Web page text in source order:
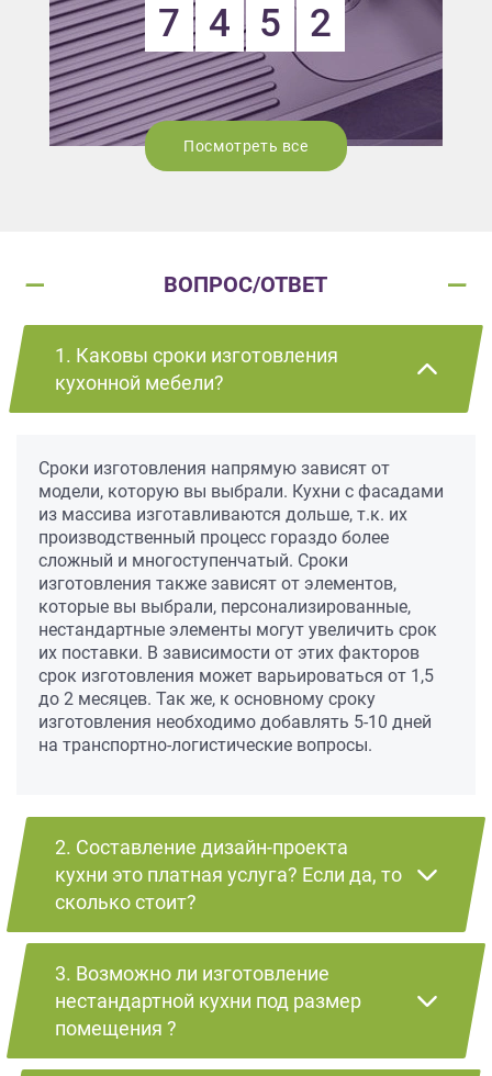
7 4 5 2
Посмотреть все
ВОПРОС/ОТВЕТ
1. Каковы сроки изготовления
кухонной мебели?
Сроки изготовления напрямую зависят от
модели, которую вы выбрали. Кухни с фасадами
из массива изготавливаются дольше, т.к. их
производственный процесс гораздо более
сложный и многоступенчатый. Сроки
изготовления также зависят от элементов,
которые вы выбрали, персонализированные,
нестандартные элементы могут увеличить срок
их поставки. В зависимости от этих факторов
срок изготовления может варьироваться от 1,5
до 2 месяцев. Так же, к основному сроку
изготовления необходимо добавлять 5-10 дней
на транспортно-логистические вопросы.
2. Составление дизайн-проекта
кухни это платная услуга? Если да, то
сколько стоит?
3. Возможно ли изготовление
нестандартной кухни под размер
помещения ?